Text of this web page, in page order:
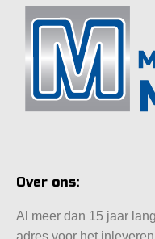
Over ons:
Al meer dan 15 jaar
adres voor het